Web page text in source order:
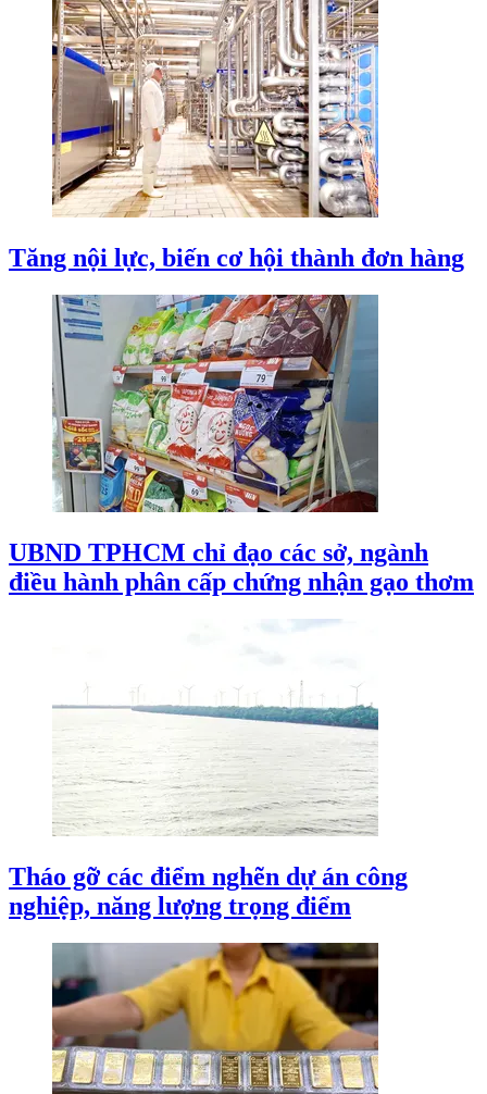
Tăng nội lực, biến cơ hội thành đơn hàng
UBND TPHCM chỉ đạo các sở, ngành
điều hành phân cấp chứng nhận gạo thơm
Tháo gỡ các điểm nghẽn dự án công
nghiệp, năng lượng trọng điểm